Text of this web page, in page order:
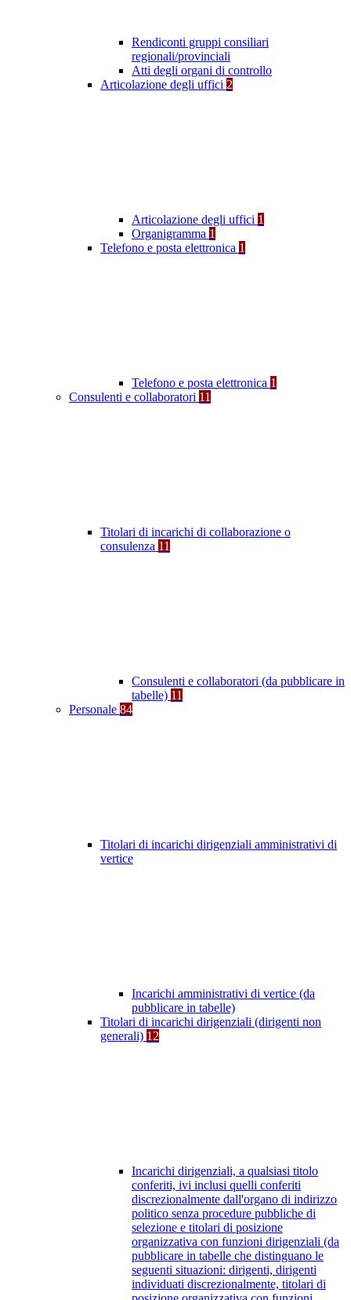
Rendiconti gruppi consiliari
regionali/provinciali
Atti degli organi di controllo
Articolazione degli uffici 2
Articolazione degli uffici 1
Organigramma 1
Telefono e posta elettronica 1
Telefono e posta elettronica 1
Consulenti e collaboratori 11
Titolari di incarichi di collaborazione o
consulenza 11
Consulenti e collaboratori (da pubblicare in
tabelle) 11
Personale 84
Titolari di incarichi dirigenziali amministrativi di
vertice
Incarichi amministrativi di vertice (da
pubblicare in tabelle)
Titolari di incarichi dirigenziali (dirigenti non
generali) 12
Incarichi dirigenziali, a qualsiasi titolo
conferiti, ivi inclusi quelli conferiti
discrezionalmente dall'organo di indirizzo
politico senza procedure pubbliche di
selezione e titolari di posizione
organizzativa con funzioni dirigenziali (da
pubblicare in tabelle che distinguano le
seguenti situazioni: dirigenti, dirigenti
individuati discrezionalmente, titolari di